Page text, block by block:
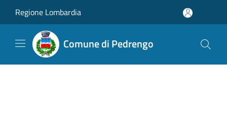
Regione Lombardia
Comune di Pedrengo